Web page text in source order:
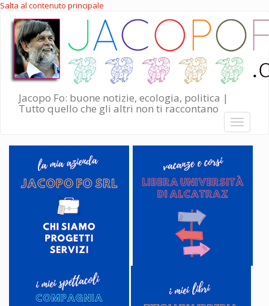
Salta al contenuto principale
Jacopo Fo: buone notizie, ecologia, politica |
Tutto quello che gli altri non ti raccontano
Toggle